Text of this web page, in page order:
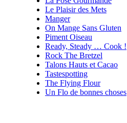
Le Plaisir des Mets
Manger
On Mange Sans Gluten
Piment Oiseau
Ready, Steady … Cook !
Rock The Bretzel
Talons Hauts et Cacao
Tastespotting
The Flying Flour
Un Flo de bonnes choses